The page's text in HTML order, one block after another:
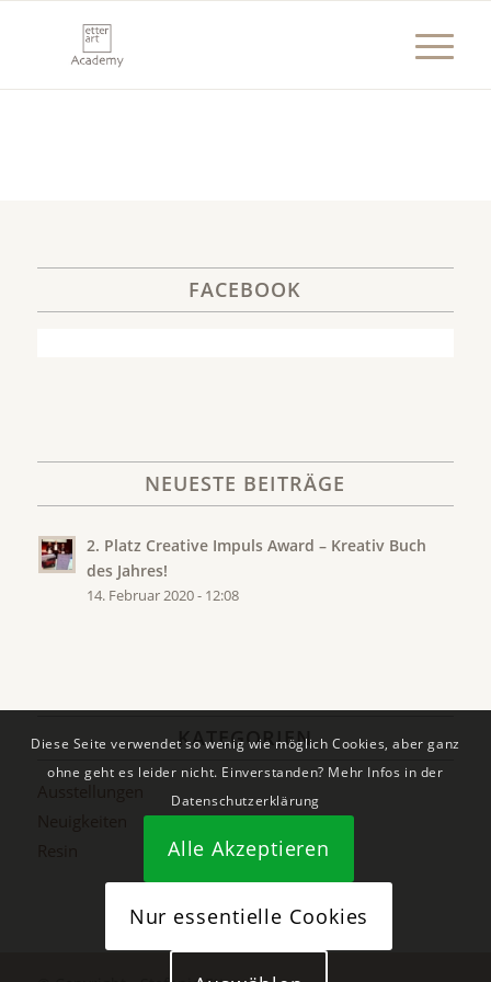
FACEBOOK
NEUESTE BEITRÄGE
2. Platz Creative Impuls Award – Kreativ Buch
des Jahres!
14. Februar 2020 - 12:08
KATEGORIEN
Diese Seite verwendet so wenig wie möglich Cookies, aber ganz
ohne geht es leider nicht. Einverstanden? Mehr Infos in der
Datenschutzerklärung
Alle Akzeptieren
Nur essentielle Cookies